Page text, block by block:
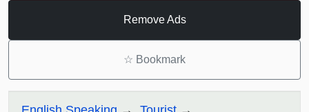
Remove Ads
☆ Bookmark